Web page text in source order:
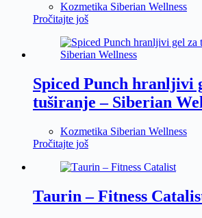
Kozmetika Siberian Wellness
Pročitajte još
Spiced Punch hranljivi
tuširanje – Siberian
Kozmetika Siberian Wellness
Pročitajte još
Таurin – Fitness